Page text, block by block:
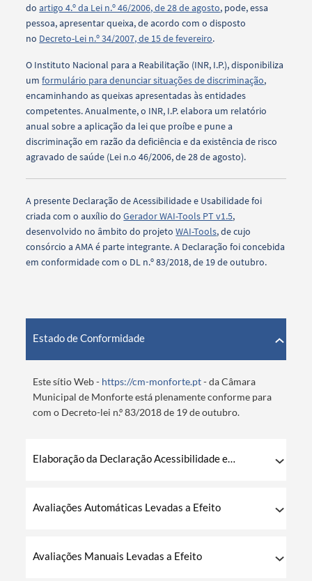
doartigo 4.º da Lei n.º 46/2006, de 28 de agosto, pode, essa
pessoa, apresentar queixa, de acordo com o disposto
no Decreto-Lei n.º 34/2007, de 15 de fevereiro.
O Instituto Nacional para a Reabilitação (INR, I.P.), disponibiliza
umformulário para denunciar situações de discriminação,
encaminhando as queixas apresentadas às entidades
competentes. Anualmente, o INR, I.P. elabora um relatório
anual sobre a aplicação da lei que proíbe e pune a
discriminação em razão da deficiência e da existência de risco
agravado de saúde (Lei n.o 46/2006, de 28 de agosto).
A presente Declaração de Acessibilidade e Usabilidade foi
criada com o auxílio doGerador WAI-Tools PT v1.5,
desenvolvido no âmbito do projetoWAI-Tools, de cujo
consórcio a AMA é parte integrante. A Declaração foi concebida
em conformidade com o DL n.º 83/2018, de 19 de outubro.
Estado de Conformidade
Este sítio Web - https://cm-monforte.pt- da Câmara
Municipal de Monforte está plenamente conforme para
com o Decreto-lei n.º 83/2018 de 19 de outubro.
Elaboração da Declaração Acessibilidade e
Avaliações Automáticas Levadas a Efeito
Avaliações Manuais Levadas a Efeito